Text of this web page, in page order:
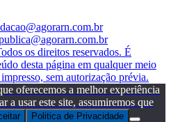
os direitos reservados. É
desta página em qualquer meio
sem autorização prévia.
oferecemos a melhor experiência
a usar este site, assumiremos que
Politica de Privacidade